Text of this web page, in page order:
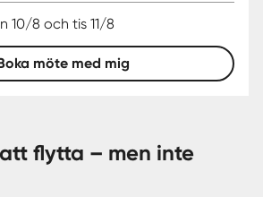
10/8 och tis 11/8
möte med mig
flytta – men inte